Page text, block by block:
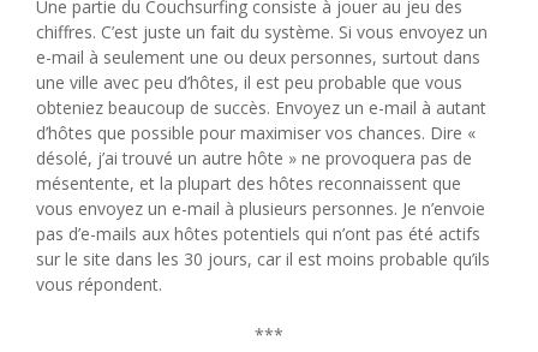
Une partie du Couchsurfing consiste à jouer au jeu des
chiffres. C’est juste un fait du système. Si vous envoyez un
e-mail à seulement une ou deux personnes, surtout dans
une ville avec peu d’hôtes, il est peu probable que vous
obteniez beaucoup de succès. Envoyez un e-mail à autant
d’hôtes que possible pour maximiser vos chances. Dire «
désolé, j’ai trouvé un autre hôte » ne provoquera pas de
mésentente, et la plupart des hôtes reconnaissent que
vous envoyez un e-mail à plusieurs personnes. Je n’envoie
pas d’e-mails aux hôtes potentiels qui n’ont pas été actifs
sur le site dans les 30 jours, car il est moins probable qu’ils
vous répondent.
***